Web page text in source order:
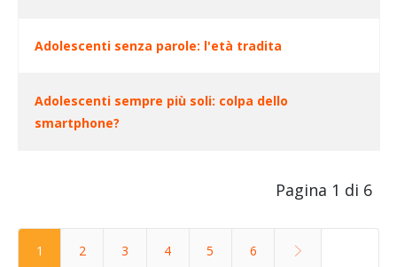
Adolescenti senza parole: l'età tradita
Adolescenti sempre più soli: colpa dello
smartphone?
Pagina 1 di 6
1 2 3 4 5 6